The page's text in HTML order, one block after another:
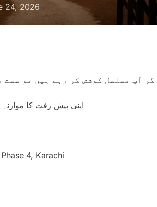
24, 2026
آپ مسلسل کوشش کر رہے ہیں تو
اپنی پیش رفت کا
4, Karachi